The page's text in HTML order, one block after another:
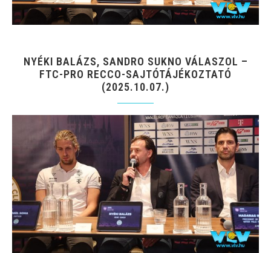
NYÉKI BALÁZS, SANDRO SUKNO VÁLASZOL –
FTC-PRO RECCO-SAJTÓTÁJÉKOZTATÓ
(2025.10.07.)